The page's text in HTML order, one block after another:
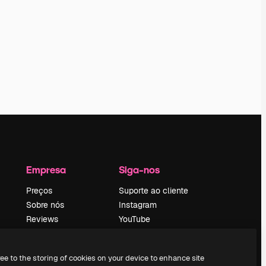
Empresa
Preços
Sobre nós
Reviews
pesquisa
Siga-nos
Suporte ao cliente
Instagram
YouTube
Discord
to the storing of cookies on your device to enhance site